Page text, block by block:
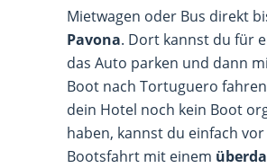
Mietwagen oder Bus direkt
Pavona. Dort kannst du für
das Auto parken und dann
Boot nach Tortuguero
dein Hotel noch kein Boot
haben, kannst du einfach
Bootsfahrt mit einem